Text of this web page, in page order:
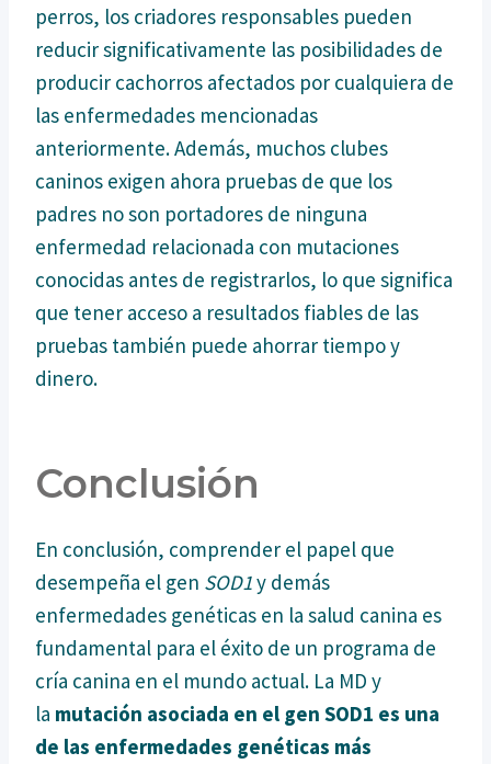
perros, los criadores responsables pueden
reducir significativamente las posibilidades de
producir cachorros afectados por cualquiera de
las enfermedades mencionadas
anteriormente. Además, muchos clubes
caninos exigen ahora pruebas de que los
padres no son portadores de ninguna
enfermedad relacionada con mutaciones
conocidas antes de registrarlos, lo que significa
que tener acceso a resultados fiables de las
pruebas también puede ahorrar tiempo y
dinero.
Conclusión
En conclusión, comprender el papel que
desempeña el gen SOD1y demás
enfermedades genéticas en la salud canina es
fundamental para el éxito de un programa de
cría canina en el mundo actual. La MD y
la mutación asociada en el gen SOD1 es una
de las enfermedades genéticas más